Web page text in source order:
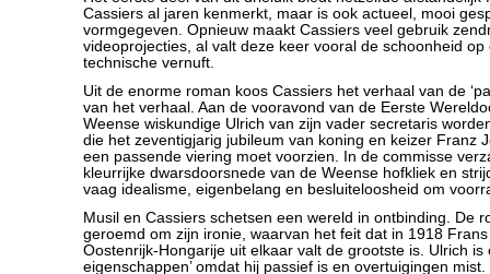
Cassiers al jaren kenmerkt, maar is ook actueel, mooi
vormgegeven. Opnieuw maakt Cassiers veel gebruik
videoprojecties, al valt deze keer vooral de schoonheid op
technische vernuft.
Uit de enorme roman koos Cassiers het verhaal van de
van het verhaal. Aan de vooravond van de Eerste
Weense wiskundige Ulrich van zijn vader secretaris
die het zeventigjarig jubileum van koning en keizer Franz
een passende viering moet voorzien. In de commisse
kleurrijke dwarsdoorsnede van de Weense hofkliek en
vaag idealisme, eigenbelang en besluiteloosheid om
Musil en Cassiers schetsen een wereld in ontbinding. De
geroemd om zijn ironie, waarvan het feit dat in 1918
Oostenrijk-Hongarije uit elkaar valt de grootste is. Ulrich is
eigenschappen’ omdat hij passief is en overtuigingen